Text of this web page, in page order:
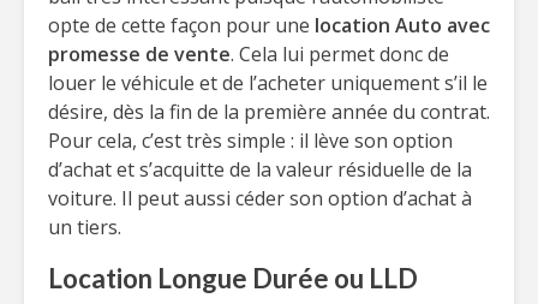
opte de cette façon pour une location Auto avec
promesse de vente. Cela lui permet donc de
louer le véhicule et de l’acheter uniquement s’il le
désire, dès la fin de la première année du contrat.
Pour cela, c’est très simple : il lève son option
d’achat et s’acquitte de la valeur résiduelle de la
voiture. Il peut aussi céder son option d’achat à
un tiers.
Location Longue Durée ou LLD